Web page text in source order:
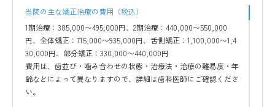
当院の主な矯正治療の費用（税込）
1期治療：385,000〜495,000円、2期治療：440,000〜550,000
円、全体矯正：715,000〜935,000円、舌側矯正：1,100,000〜1,4
30,000円、部分矯正：330,000〜440,000円
費用は、歯並び・噛み合わせの状態・治療法・治療の難易度・年
齢などによって異なりますので、詳細は歯科医師にご確認くださ
い。